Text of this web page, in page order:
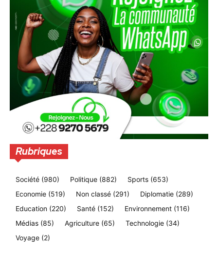
Rubriques
Société (980) Politique (882) Sports (653)
Economie (519) Non classé (291) Diplomatie (289)
Education (220) Santé (152) Environnement (116)
Médias (85) Agriculture (65) Technologie (34)
Voyage (2)